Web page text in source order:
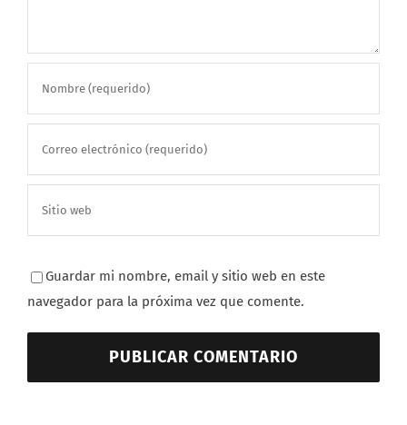
Guardar mi nombre, email y sitio web en este
navegador para la próxima vez que comente.